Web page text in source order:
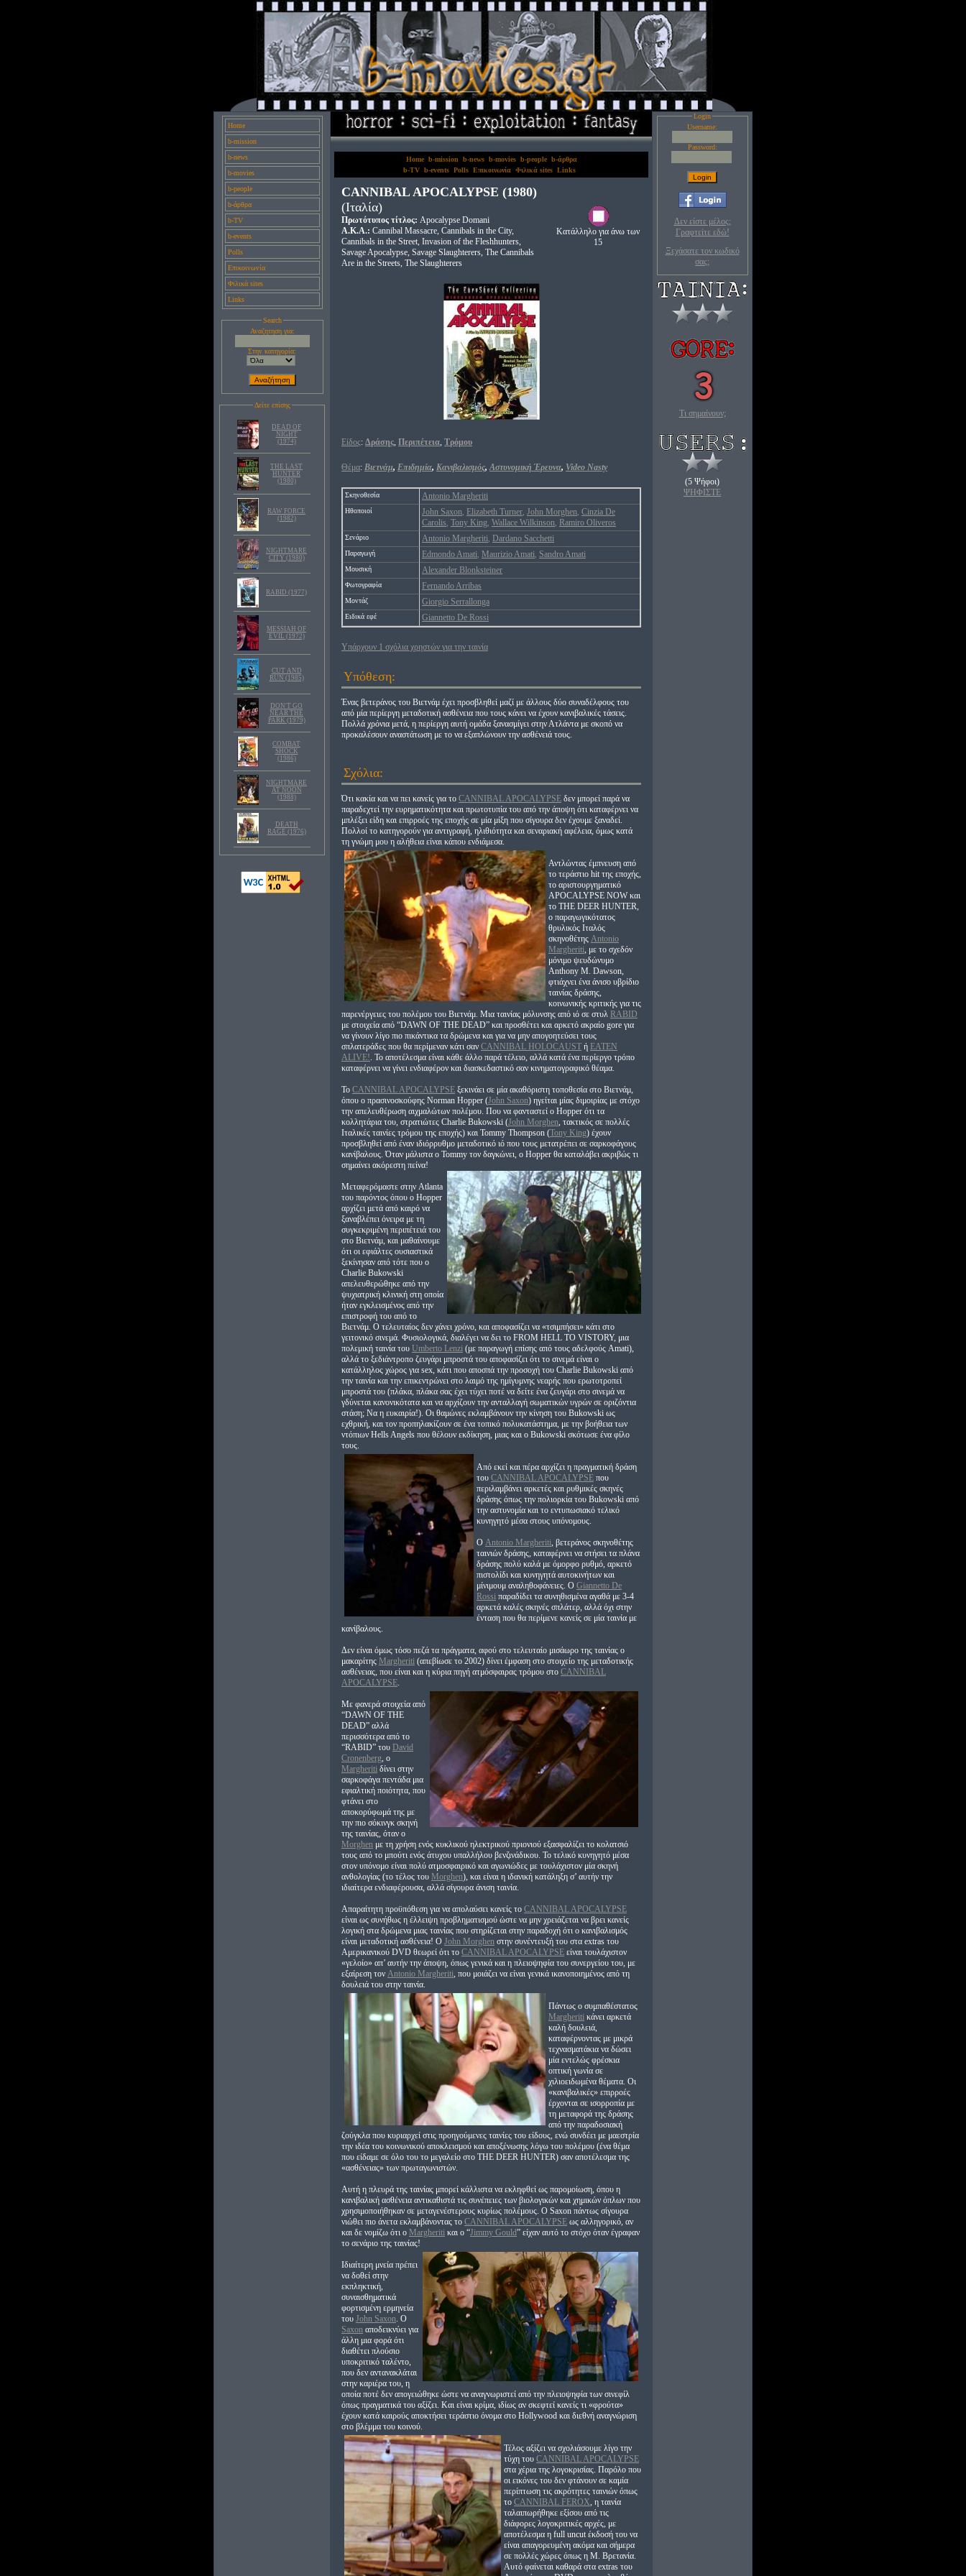
Home
b-mission
b-news
b-movies
b-people
b-άρθρα
b-TV
b-events
Polls
Επικοινωνία
Φιλικά sites
Links
Search
Αναζητηση για:
Στην κατηγορία:
Δείτε επίσης
DEAD OF
NIGHT
(1974)
THE LAST
HUNTER
(1980)
RAW FORCE
(1982)
NIGHTMARE
CITY (1980)
RABID (1977)
MESSIAH OF
EVIL (1972)
CUT AND
RUN (1985)
DON'T GO
NEAR THE
PARK (1979)
COMBAT
SHOCK
(1986)
NIGHTMARE
AT NOON
(1988)
DEATH
RAGE (1976)
Home b-mission b-news b-movies b-people b-άρθρα
b-TV b-events Polls Επικοινωνία Φιλικά sites Links
CANNIBAL APOCALYPSE (1980)
(Ιταλία)
Πρωτότυπος τίτλος: Apocalypse Domani
A.K.A.: Cannibal Massacre, Cannibals in the City,
Cannibals in the Street, Invasion of the Fleshhunters,
Savage Apocalypse, Savage Slaughterers, The Cannibals
Are in the Streets, The Slaughterers
Κατάλληλο για άνω των
15
Είδος: Δράσης, Περιπέτεια, Τρόμου
Θέμα: Βιετνάμ, Επιδημία, Κανιβαλισμός,Αστυνομική Έρευνα, Video Nasty
Σκηνοθεσία Antonio Margheriti
Ηθοποιοί John Saxon Elizabeth Turner John Morghen Cinzia De
Carolis Tony King Wallace Wilkinson Ramiro Oliveros
Σενάριο Antonio Margheriti Dardano Sacchetti
Παραγωγή Edmondo Amati Maurizio Amati Sandro Amati
Μουσική Alexander Blonksteiner
Φωτογραφία Fernando Arribas
Μοντάζ Giorgio Serrallonga
Ειδικά εφέ Giannetto De Rossi
Υπάρχουν 1 σχόλια χρηστών για την ταινία
Υπόθεση:
Ένας βετεράνος του Βιετνάμ έχει προσβληθεί μαζί με άλλους δύο συναδέλφους του
από μία περίεργη μεταδοτική ασθένεια που τους κάνει να έχουν κανιβαλικές τάσεις.
Πολλά χρόνια μετά, η περίεργη αυτή ομάδα ξανασμίγει στην Ατλάντα με σκοπό να
προκαλέσουν αναστάτωση με το να εξαπλώνουν την ασθένειά τους.
Σχόλια:
Ότι κακία και να πει κανείς για το CANNIBAL APOCALYPSE δεν μπορεί παρά να
παραδεχτεί την ευρηματικότητα και πρωτοτυπία του από την άποψη ότι καταφέρνει να
μπλέξει είδη και επιρροές της εποχής σε μία μίξη που σίγουρα δεν έχουμε ξαναδεί.
Πολλοί το κατηγορούν για αντιγραφή, ηλιθιότητα και σεναριακή αφέλεια, όμως κατά
τη γνώμη μου η αλήθεια είναι κάπου ενδιάμεσα.
Αντλώντας έμπνευση από
το τεράστιο hit της εποχής,
το αριστουργηματικό
APOCALYPSE NOW και
το THE DEER HUNTER,
ο παραγωγικότατος
θρυλικός Ιταλός
σκηνοθέτης Antonio
Margheriti, με το σχεδόν
μόνιμο ψευδώνυμο
Anthony M. Dawson,
φτιάχνει ένα άνισο υβρίδιο
ταινίας δράσης,
κοινωνικής κριτικής για τις
παρενέργειες του πολέμου του Βιετνάμ. Μια ταινίας μόλυνσης από ιό σε στυλ RABID
με στοιχεία από “DAWN OF THE DEAD” και προσθέτει και αρκετό ακραίο gore για
να γίνουν λίγο πιο πικάντικα τα δρώμενα και για να μην απογοητεύσει τους
σπλατεράδες που θα περίμεναν κάτι σαν CANNIBAL HOLOCAUST ή EATEN
ALIVE!. Το αποτέλεσμα είναι κάθε άλλο παρά τέλειο, αλλά κατά ένα περίεργο τρόπο
καταφέρνει να γίνει ενδιαφέρον και διασκεδαστικό σαν κινηματογραφικό θέαμα.
Το CANNIBAL APOCALYPSE ξεκινάει σε μία ακαθόριστη τοποθεσία στο Βιετνάμ,
όπου ο πρασινοσκούφης Norman Hopper (John Saxon) ηγείται μίας διμοιρίας με στόχο
την απελευθέρωση αιχμαλώτων πολέμου. Που να φανταστεί ο Hopper ότι τα
κολλητάρια του, στρατιώτες Charlie Bukowski (John Morghen, τακτικός σε πολλές
Ιταλικές ταινίες τρόμου της εποχής) και Tommy Thompson (Tony King) έχουν
προσβληθεί από έναν ιδιόρρυθμο μεταδοτικό ιό που τους μετατρέπει σε σαρκοφάγους
κανίβαλους. Όταν μάλιστα ο Tommy τον δαγκώνει, ο Hopper θα καταλάβει ακριβώς τι
σημαίνει ακόρεστη πείνα!
Μεταφερόμαστε στην Atlanta
του παρόντος όπου ο Hopper
αρχίζει μετά από καιρό να
ξαναβλέπει όνειρα με τη
συγκεκριμένη περιπέτειά του
στο Βιετνάμ, και μαθαίνουμε
ότι οι εφιάλτες ουσιαστικά
ξεκίνησαν από τότε που ο
Charlie Bukowski
απελευθερώθηκε από την
ψυχιατρική κλινική στη οποία
ήταν εγκλεισμένος από την
επιστροφή του από το
Βιετνάμ. Ο τελευταίος δεν χάνει χρόνο, και αποφασίζει να «τσιμπήσει» κάτι στο
γειτονικό σινεμά. Φυσιολογικά, διαλέγει να δει το FROM HELL TO VISTORY, μια
πολεμική ταινία του Umberto Lenzi (με παραγωγή επίσης από τους αδελφούς Amati),
αλλά το ξεδιάντροπο ζευγάρι μπροστά του αποφασίζει ότι το σινεμά είναι ο
κατάλληλος χώρος για sex, κάτι που αποσπά την προσοχή του Charlie Bukowski από
την ταινία και την επικεντρώνει στο λαιμό της ημίγυμνης νεαρής που ερωτοτροπεί
μπροστά του (πλάκα, πλάκα σας έχει τύχει ποτέ να δείτε ένα ζευγάρι στο σινεμά να
γδύνεται κανονικότατα και να αρχίζουν την ανταλλαγή σωματικών υγρών σε οριζόντια
στάση; Να η ευκαιρία!). Οι θαμώνες εκλαμβάνουν την κίνηση του Bukowski ως
εχθρική, και τον προπηλακίζουν σε ένα τοπικό πολυκατάστημα, με την βοήθεια των
ντόπιων Hells Angels που θέλουν εκδίκηση, μιας και ο Bukowski σκότωσε ένα φίλο
τους.
Από εκεί και πέρα αρχίζει η πραγματική δράση
του CANNIBAL APOCALYPSE που
περιλαμβάνει αρκετές και ρυθμικές σκηνές
δράσης όπως την πολιορκία του Bukowski από
την αστυνομία και το εντυπωσιακό τελικό
κυνηγητό μέσα στους υπόνομους.
Ο Antonio Margheriti, βετεράνος σκηνοθέτης
ταινιών δράσης, καταφέρνει να στήσει τα πλάνα
δράσης πολύ καλά με όμορφο ρυθμό, αρκετό
πιστολίδι και κυνηγητά αυτοκινήτων και
μίνιμουμ αναληθοφάνειες. Ο Giannetto De
Rossi παραδίδει τα συνηθισμένα αγαθά με 3-4
αρκετά καλές σκηνές σπλάτερ, αλλά όχι στην
ένταση που θα περίμενε κανείς σε μία ταινία με
κανίβαλους.
Δεν είναι όμως τόσο πεζά τα πράγματα, αφού στο τελευταίο μισάωρο της ταινίας ο
μακαρίτης Margheriti (απεβίωσε το 2002) δίνει έμφαση στο στοιχείο της μεταδοτικής
ασθένειας, που είναι και η κύρια πηγή ατμόσφαιρας τρόμου στο CANNIBAL
APOCALYPSE.
Με φανερά στοιχεία από
“DAWN OF THE
DEAD” αλλά
περισσότερα από το
“RABID” του David
Cronenberg, ο
Margheriti δίνει στην
σαρκοφάγα πεντάδα μια
εφιαλτική ποιότητα, που
φτάνει στο
αποκορύφωμά της με
την πιο σόκινγκ σκηνή
της ταινίας, όταν ο
Μorghen με τη χρήση ενός κυκλικού ηλεκτρικού πριονιού εξασφαλίζει το κολατσιό
τους από το μπούτι ενός άτυχου υπαλλήλου βενζινάδικου. Το τελικό κυνηγητό μέσα
στον υπόνομο είναι πολύ ατμοσφαιρικό και αγωνιώδες με τουλάχιστον μία σκηνή
ανθολογίας (το τέλος του Morghen), και είναι η ιδανική κατάληξη σ’ αυτήν την
ιδιαίτερα ενδιαφέρουσα, αλλά σίγουρα άνιση ταινία.
Απαραίτητη προϋπόθεση για να απολαύσει κανείς το CANNIBAL APOCALYPSE
είναι ως συνήθως η έλλειψη προβληματισμού ώστε να μην χρειάζεται να βρει κανείς
λογική στα δρώμενα μιας ταινίας που στηρίζεται στην παραδοχή ότι ο κανιβαλισμός
είναι μεταδοτική ασθένεια! Ο John Morghen στην συνέντευξή του στα extras του
Αμερικανικού DVD θεωρεί ότι το CANNIBAL APOCALYPSE είναι τουλάχιστον
«γελοίο» απ’ αυτήν την άποψη, όπως γενικά και η πλειοψηφία του συνεργείου του, με
εξαίρεση τον Antonio Margheriti, που μοιάζει να είναι γενικά ικανοποιημένος από τη
δουλειά του στην ταινία.
Πάντως ο συμπαθέστατος
Margheriti κάνει αρκετά
καλή δουλειά,
καταφέρνοντας με μικρά
τεχνασματάκια να δώσει
μία εντελώς φρέσκια
οπτική γωνία σε
χιλιοειδωμένα θέματα. Οι
«κανιβαλικές» επιρροές
έρχονται σε ισορροπία με
τη μεταφορά της δράσης
από την παραδοσιακή
ζούγκλα που κυριαρχεί στις προηγούμενες ταινίες του είδους, ενώ συνδέει με μαεστρία
την ιδέα του κοινωνικού αποκλεισμού και αποξένωσης λόγω του πολέμου (ένα θέμα
που είδαμε σε όλο του το μεγαλείο στο THE DEER HUNTER) σαν αποτέλεσμα της
«ασθένειας» των πρωταγωνιστών.
Αυτή η πλευρά της ταινίας μπορεί κάλλιστα να εκληφθεί ως παρομοίωση, όπου η
κανιβαλική ασθένεια αντικαθιστά τις συνέπειες των βιολογικών και χημικών όπλων που
χρησιμοποιήθηκαν σε μεταγενέστερους κυρίως πολέμους. Ο Saxon πάντως σίγουρα
νιώθει πιο άνετα εκλαμβάνοντας το CANNIBAL APOCALYPSE ως αλληγορικό, αν
και δε νομίζω ότι ο Margheriti και ο “Jimmy Gould” είχαν αυτό το στόχο όταν έγραφαν
το σενάριο της ταινίας!
Ιδιαίτερη μνεία πρέπει
να δοθεί στην
εκπληκτική,
συναισθηματικά
φορτισμένη ερμηνεία
του John Saxon. Ο
Saxon αποδεικνύει για
άλλη μια φορά ότι
διαθέτει πλούσιο
υποκριτικό ταλέντο,
που δεν αντανακλάται
στην καριέρα του, η
οποία ποτέ δεν απογειώθηκε ώστε να αναγνωριστεί από την πλειοψηφία των σινεφίλ
όπως πραγματικά του αξίζει. Και είναι κρίμα, ιδίως αν σκεφτεί κανείς τι «φρούτα»
έχουν κατά καιρούς αποκτήσει τεράστιο όνομα στο Hollywood και διεθνή αναγνώριση
στο βλέμμα του κοινού.
Τέλος αξίζει να σχολιάσουμε λίγο την
τύχη του CANNIBAL APOCALYPSE
στα χέρια της λογοκρισίας. Παρόλο που
οι εικόνες του δεν φτάνουν σε καμία
περίπτωση τις ακρότητες ταινιών όπως
το CANNIBAL FEROX, η ταινία
ταλαιπωρήθηκε εξίσου από τις
διάφορες λογοκριτικές αρχές, με
αποτέλεσμα η full uncut έκδοσή του να
είναι απαγορευμένη ακόμα και σήμερα
σε πολλές χώρες όπως η Μ. Βρετανία.
Αυτό φαίνεται καθαρά στα extras του
Login
Username:
Password:
Δεν είστε μέλος;
Γραφτείτε εδώ!
Ξεχάσατε τον κωδικό
σας;
Τι σημαίνουν;
(5 Ψήφοι)
ΨΗΦΙΣΤΕ